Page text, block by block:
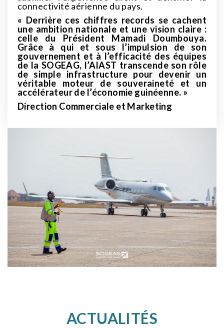
connectivité aérienne du pays.
« Derrière ces chiffres records se cachent
une ambition nationale et une vision claire :
celle du Président Mamadi Doumbouya.
Grâce à qui et sous l’impulsion de son
gouvernement et à l’efficacité des équipes
de la SOGEAG, l’AIAST transcende son rôle
de simple infrastructure pour devenir un
véritable moteur de souveraineté et un
accélérateur de l’économie guinéenne. »
Direction Commerciale et Marketing
ACTUALITÉS